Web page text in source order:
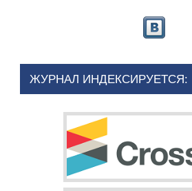
ЖУРНАЛ ИНДЕКСИРУЕТСЯ: